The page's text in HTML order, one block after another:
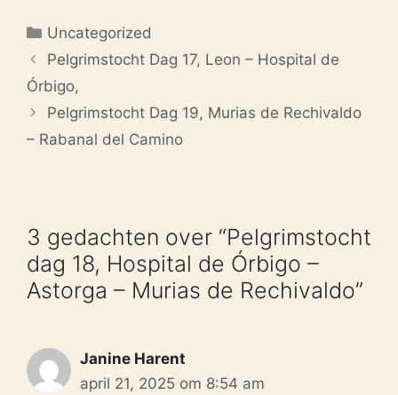
Categorieën
Uncategorized
Pelgrimstocht Dag 17, Leon – Hospital de
Órbigo,
Pelgrimstocht Dag 19, Murias de Rechivaldo
– Rabanal del Camino
3 gedachten over “Pelgrimstocht
dag 18, Hospital de Órbigo –
Astorga – Murias de Rechivaldo”
Janine Harent
april 21, 2025 om 8:54 am